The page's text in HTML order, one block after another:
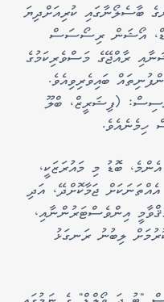
އަށް ސްޕެއިންގެ ބާސެލޯނާގައި ކުރިއަށްދިޔަ
އޯޝަން ރިސޯސަސް
ރާއްޖޭގެ މަސްވެރިކަމުގެ
ބައިވެރިވިއެވެ.
(ފިޝަރީޒް، ބްލޫ
ހިމެނެއެވެ.
ބޮޑު މި މައުރަޒަކީ،
ޖަމާކޮށްދޭ، އަދި
އިންވެސްޓަރުންނާއި،
ލިބުނު ރަނގަޅު